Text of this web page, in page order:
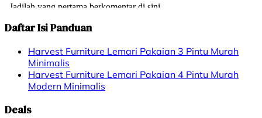
Daftar Isi Panduan
Harvest Furniture Lemari Pakaian 3 Pintu Murah
Minimalis
Harvest Furniture Lemari Pakaian 4 Pintu Murah
Modern Minimalis
Deals